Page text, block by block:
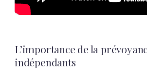
L’importance de la
indépendants